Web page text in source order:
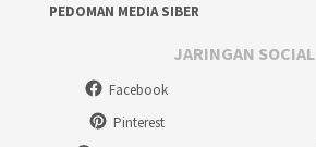
PEDOMAN MEDIA SIBER
JARINGAN SOCIAL
Facebook
Pinterest